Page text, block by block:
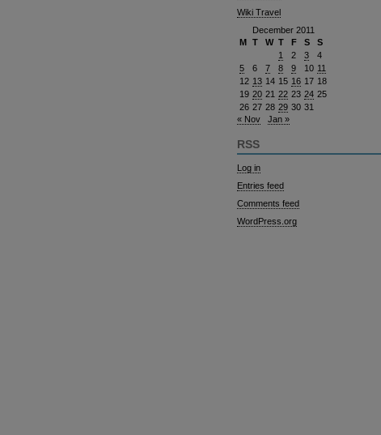
Wiki Travel
December 2011
M T W T F S
S
1
2 3
4
5
6 7 8 9 10 11
12 13 14 15 16 17 18
19 20 21 22 23 24 25
26 27 28 29 30 31
« Nov
Jan »
RSS
Log in
Entries feed
Comments feed
WordPress.org